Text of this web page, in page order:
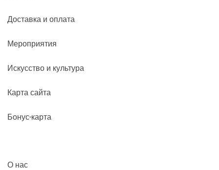
Доставка и оплата
Мероприятия
Искусство и культура
Карта сайта
Бонус-карта
О нас